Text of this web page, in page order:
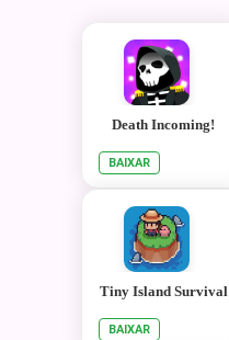
Death Incoming!
BAIXAR
Tiny Island Survival
BAIXAR